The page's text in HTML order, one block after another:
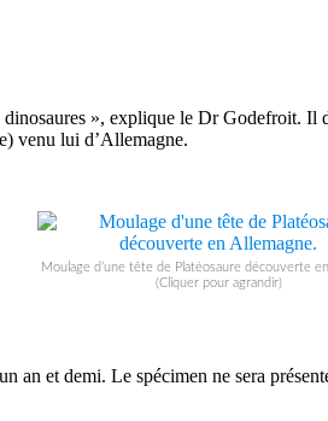
», explique le Dr Godefroit.
venu lui d’Allemagne.
Moulage d’une tête de Platéosaure découverte en
(Cliquer pour agrandir)
an et demi. Le spécimen ne sera